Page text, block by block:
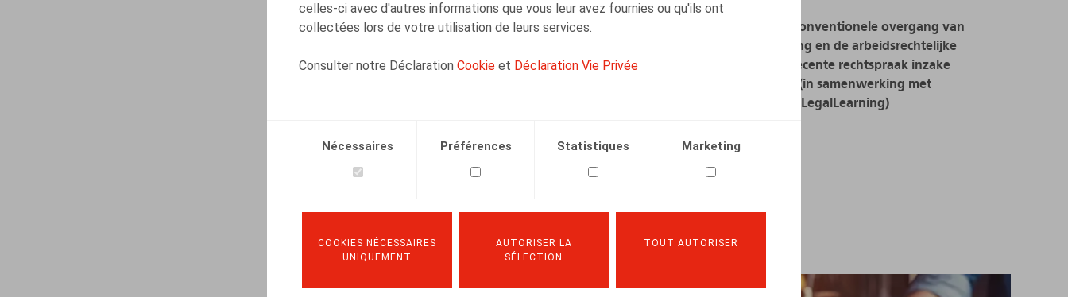
celles-ci avec d'autres informations que vous leur avez fournies ou qu'ils ont
collectées lors de votre utilisation de leurs services.
Consulter notre Déclaration Cookie et Déclaration Vie Privée
Nécessaires Préférences Statistiques Marketing
COOKIES NÉCESSAIRES
UNIQUEMENT
AUTORISER LA
SÉLECTION
TOUT AUTORISER
Webinar "Conventionele overgang van
onderneming en de arbeidsrechtelijke
aspecten: recente rechtspraak inzake
CAO32bis" (in samenwerking met
LegalNews/LegalLearning)